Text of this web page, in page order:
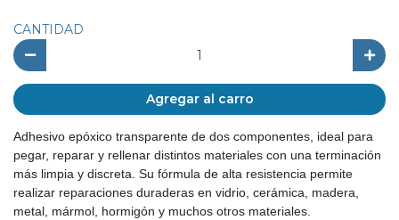
CANTIDAD
Agregar al carro
Adhesivo epóxico transparente de dos componentes, ideal para
pegar, reparar y rellenar distintos materiales con una terminación
más limpia y discreta. Su fórmula de alta resistencia permite
realizar reparaciones duraderas en vidrio, cerámica, madera,
metal, mármol, hormigón y muchos otros materiales.